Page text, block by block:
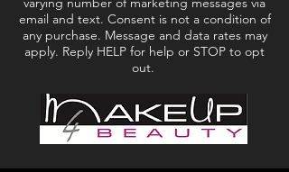
Isododecane, Phenyl Trimethicone,
Fragrance/Parfum, Chlorella Ferment, Camellia
Japonica Seed Oil, Oryza Sativa (Rice) Bran Olie,
Argania Spinosa-pitolie, Candida
Helianthus Annuus (zonnebloem)zaadolie,
linalool, limoneen
email and text. Consent is not a condition of
any purchase. Message and data rates may
apply. Reply HELP for help or STOP to opt
out.